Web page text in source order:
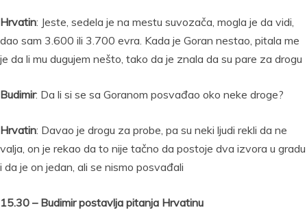
Hrvatin: Jeste, sedela je na mestu suvozača, mogla je da vidi,
dao sam 3.600 ili 3.700 evra. Kada je Goran nestao, pitala me
je da li mu dugujem nešto, tako da je znala da su pare za drogu
Budimir: Da li si se sa Goranom posvađao oko neke droge?
Hrvatin: Davao je drogu za probe, pa su neki ljudi rekli da ne
valja, on je rekao da to nije tačno da postoje dva izvora u gradu
i da je on jedan, ali se nismo posvađali
15.30 – Budimir postavlja pitanja Hrvatinu